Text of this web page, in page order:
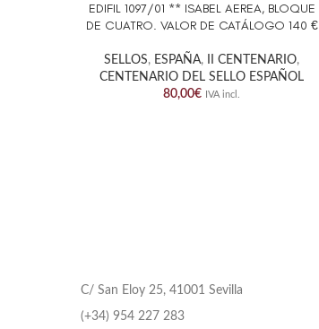
AÑADIR AL CARRITO
EDIFIL 1097/01 ** ISABEL AEREA, BLOQUE
DE CUATRO. VALOR DE CATÁLOGO 140 €
SELLOS, ESPAÑA, II CENTENARIO,
CENTENARIO DEL SELLO ESPAÑOL
80,00€ IVA incl.
C/ San Eloy 25, 41001 Sevilla
(+34) 954 227 283